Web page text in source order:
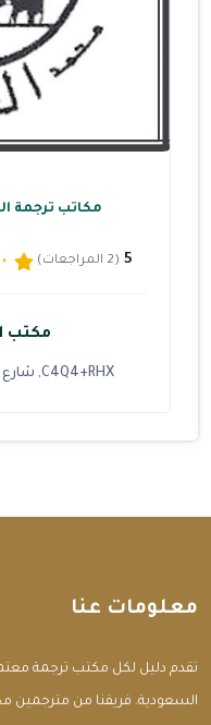
مكاتب ترجمة
5 (2 المراجعات)
مكتب
C4Q4+RHX, شارع 10، حي, السوق، الدمام 32242
معلومات عنا
تقدم دليل لكل مكتب ترجمة
السعودية. فريقنا من مترجمين